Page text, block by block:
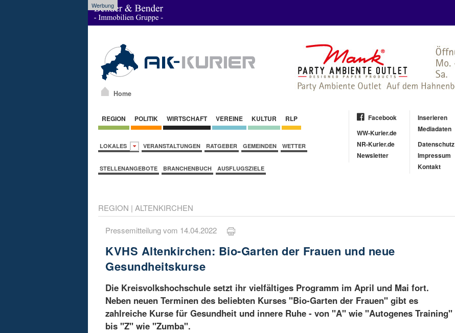
Werbung
Home
REGION POLITIK WIRTSCHAFT VEREINE KULTUR RLP
LOKALES VERANSTALTUNGEN RATGEBER GEMEINDEN WETTER
STELLENANGEBOTE BRANCHENBUCH AUSFLUGSZIELE
Facebook
WW-Kurier.de
NR-Kurier.de
Newsletter
Inserieren
Mediadaten
Datenschutz
Impressum
Kontakt
REGION | ALTENKIRCHEN
Pressemitteilung vom 14.04.2022
KVHS Altenkirchen: Bio-Garten der Frauen und neue
Gesundheitskurse
Die Kreisvolkshochschule setzt ihr vielfältiges Programm im April und Mai fort.
Neben neuen Terminen des beliebten Kurses "Bio-Garten der Frauen" gibt es
zahlreiche Kurse für Gesundheit und innere Ruhe - von "A" wie "Autogenes Training"
bis "Z" wie "Zumba".